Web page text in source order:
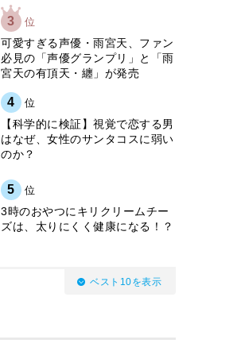
3 位
可愛すぎる声優・雨宮天、ファン
必見の「声優グランプリ」と「雨
宮天の有頂天・纏」が発売
4 位
【科学的に検証】視覚で恋する男
はなぜ、女性のサンタコスに弱い
のか？
5 位
3時のおやつにキリクリームチー
ズは、太りにくく健康になる！？
ベスト10を表示